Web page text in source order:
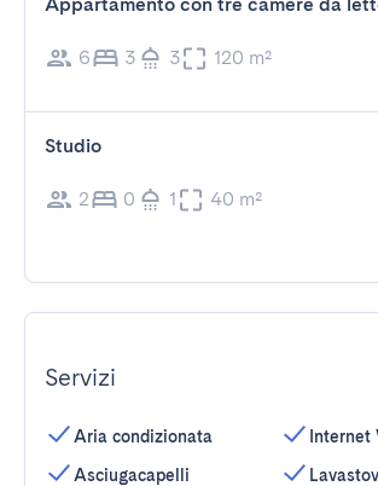
6 3 3 120 m²
Studio
2 0 1 40 m²
Servizi
Aria condizionata
Asciugacapelli
Internet